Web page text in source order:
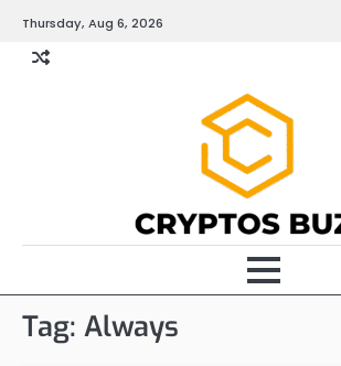
content
Thursday, Aug 6, 2026
Tag: Always